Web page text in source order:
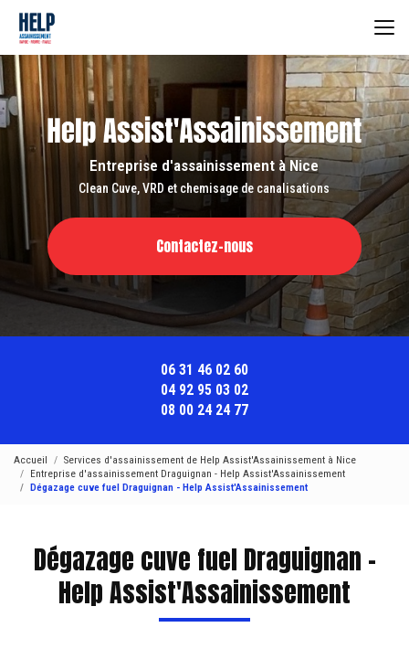
contenu
principal
Entreprise d'assainissement à Nice
Clean Cuve, VRD et chemisage de canalisations
Contactez-nous
06 31 46 02 60
04 92 95 03 02
08 00 24 24 77
Accueil
Services d'assainissement de Help Assist'Assainissement à Nice
Entreprise d'assainissement Draguignan - Help Assist'Assainissement
Dégazage cuve fuel Draguignan - Help Assist'Assainissement
Dégazage cuve fuel Draguignan -
Help Assist'Assainissement